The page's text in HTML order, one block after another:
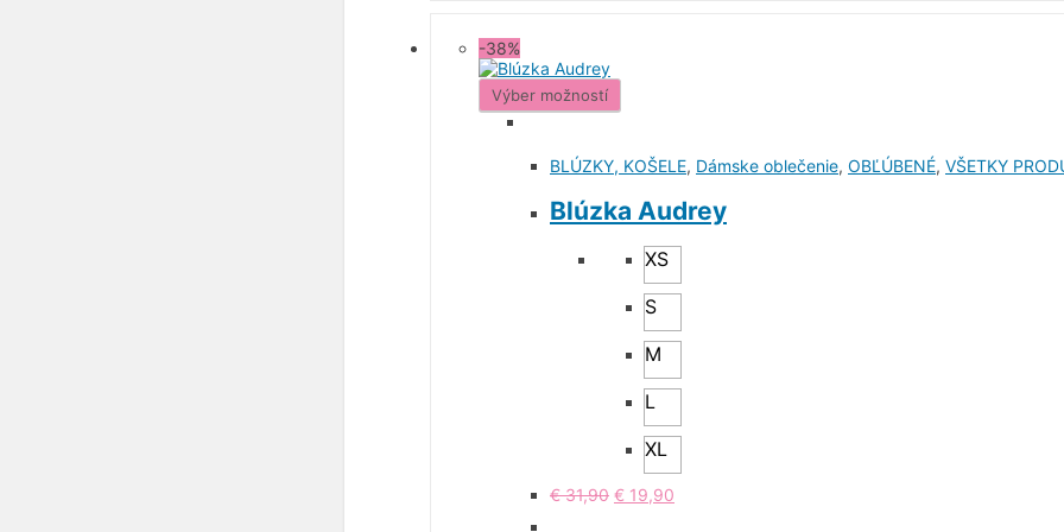
-38%
Výber možností
BLÚZKY, KOŠELE, Dámske oblečenie, OBĽÚBENÉ, VŠETKY
Blúzka Audrey
XS
S
M
L
XL
€31,90 € 19,90